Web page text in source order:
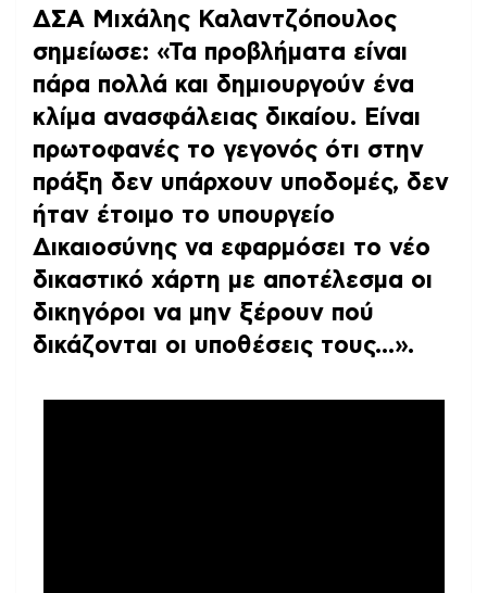
ΔΣΑ Μιχάλης Καλαντζόπουλος
σημείωσε: «Τα προβλήματα είναι
πάρα πολλά και δημιουργούν ένα
κλίμα ανασφάλειας δικαίου. Είναι
πρωτοφανές το γεγονός ότι στην
πράξη δεν υπάρχουν υποδομές, δεν
ήταν έτοιμο το υπουργείο
Δικαιοσύνης να εφαρμόσει το νέο
δικαστικό χάρτη με αποτέλεσμα οι
δικηγόροι να μην ξέρουν πού
δικάζονται οι υποθέσεις τους…».